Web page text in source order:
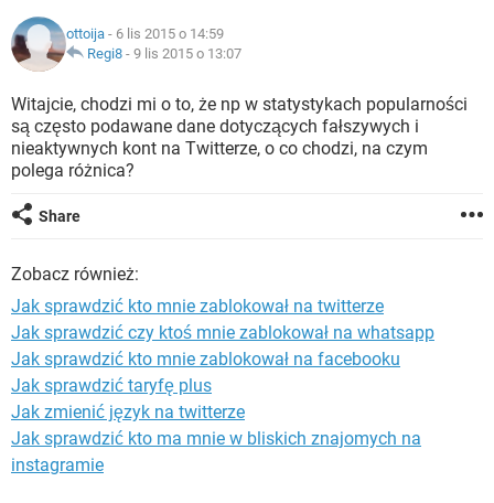
WINDOWS 10
IOS
INSTAGRAM
WINDOWS 10
GRY
INSTAGRAM FACEBOOK
WINDOWS 10
ARTYKUŁY
COVID-19
GRY WHATSAPP
SPOTIFY NETFLIX
INSTAGRAM
WINDOWS 10
ottoija - 6 lis 2015 o 14:59
Regi8 - 9 lis 2015 o 13:07
Witajcie, chodzi mi o to, że np w statystykach popularności
są często podawane dane dotyczących fałszywych i
nieaktywnych kont na Twitterze, o co chodzi, na czym
polega różnica?
Share
Zobacz również:
Jak sprawdzić kto mnie zablokował na twitterze
Jak sprawdzić czy ktoś mnie zablokował na whatsapp
Jak sprawdzić kto mnie zablokował na facebooku
Jak sprawdzić taryfę plus
Jak zmienić język na twitterze
Jak sprawdzić kto ma mnie w bliskich znajomych na
instagramie